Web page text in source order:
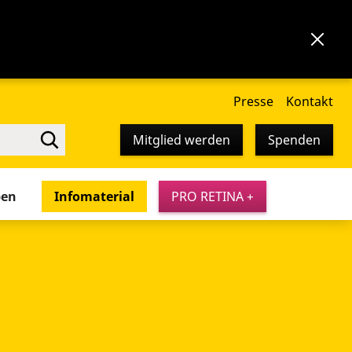
Presse Kontakt
Mitglied werden Spenden
Infomaterial PRO RETINA +